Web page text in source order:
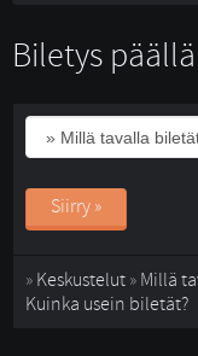
Biletys
Siirry »
» Keskustelut » Millä
Kuinka usein biletät?